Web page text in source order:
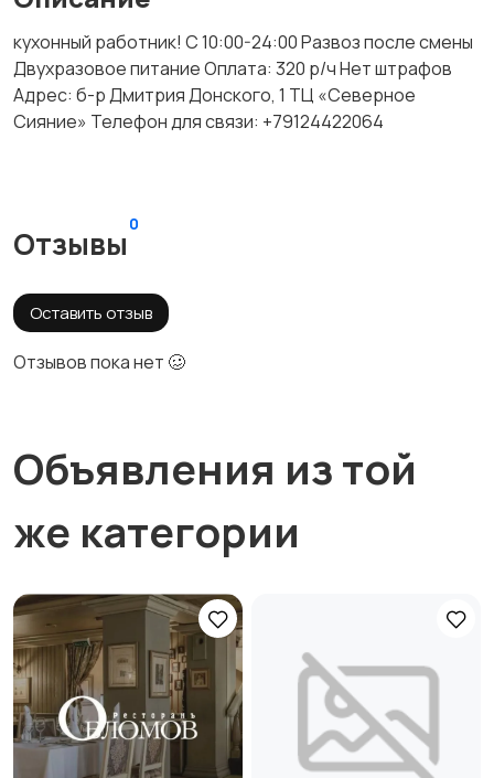
кухонный работник! С 10:00-24:00 Развоз после смены
Двухразовое питание Оплата: 320 р/ч Нет штрафов
Адрес: б-р Дмитрия Донского, 1 ТЦ «Северное
Сияние» Телефон для связи: +79124422064
Отзывы
0
Оставить отзыв
Отзывов пока нет 🥴
Объявления из той
же категории